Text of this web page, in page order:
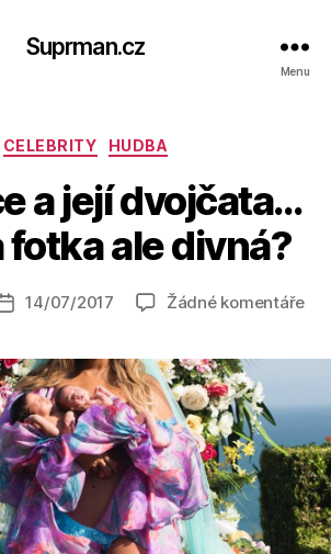
Suprman.cz
Menu
Rubriky
CELEBRITY HUDBA
a její dvojčata…
fotka ale divná?
Datum
14/07/2017 Žádné komentářeu
její
ta